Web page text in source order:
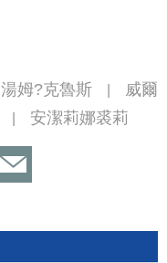
湯姆?克魯斯
威爾
安潔莉娜裘莉